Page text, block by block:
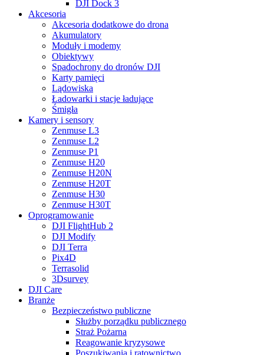
DJI Dock 3
Akcesoria
Akcesoria dodatkowe do drona
Akumulatory
Moduły i modemy
Obiektywy
Spadochrony do dronów DJI
Karty pamięci
Lądowiska
Ładowarki i stacje ładujące
Śmigła
Kamery i sensory
Zenmuse L3
Zenmuse L2
Zenmuse P1
Zenmuse H20
Zenmuse H20N
Zenmuse H20T
Zenmuse H30
Zenmuse H30T
Oprogramowanie
DJI FlightHub 2
DJI Modify
DJI Terra
Pix4D
Terrasolid
3Dsurvey
DJI Care
Branże
Bezpieczeństwo publiczne
Służby porządku publicznego
Straż Pożarna
Reagowanie kryzysowe
Poszukiwania i ratownictwo